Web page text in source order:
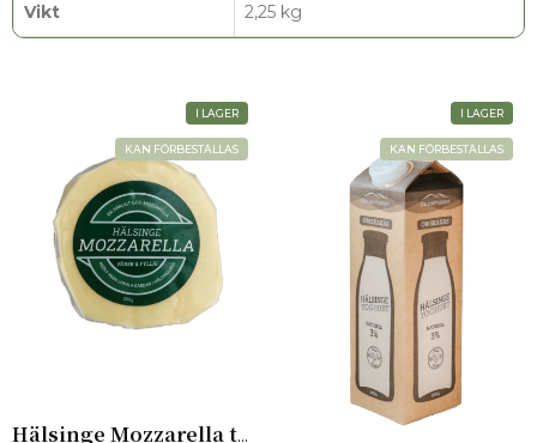
Vikt 2,25 kg
KAN FÖRBESTÄLLAS
I LAGER
Hälsinge Mozzarella torr
KAN FÖRBESTÄLLAS
I LAGER